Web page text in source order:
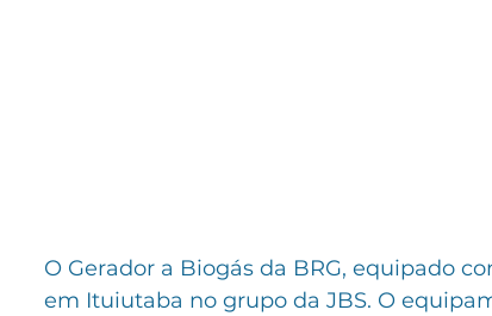
O Gerador a Biogás da BRG, equipado
em Ituiutaba no grupo da JBS. O